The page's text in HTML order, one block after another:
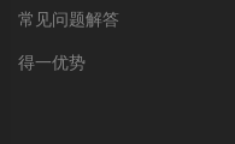
常见问题解答
得一优势